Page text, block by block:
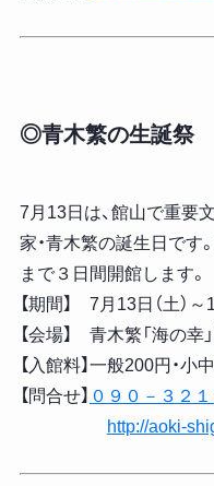
◎青木繁の生誕祭
7月13日は、館山で重要
家・青木繁の誕生日です
まで３日間開館します。
【期間】 7月13日（土）～
【会場】 青木繁「海の幸
【入館料】一般200円・小
【問合せ】 ０９０－３２
http://aoki-